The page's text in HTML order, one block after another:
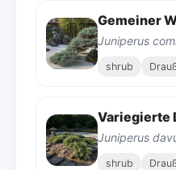
Gemeiner
Juniperus
shrub
Variegierte
Juniperus
shrub